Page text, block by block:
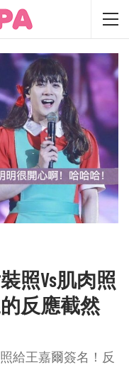
照vs肌肉照
反應截然
給王嘉爾簽名！反